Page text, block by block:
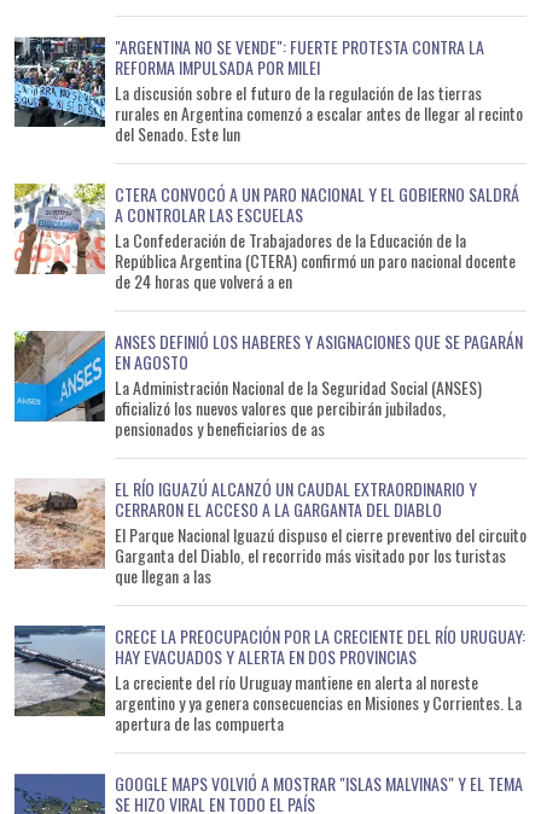
"ARGENTINA NO SE VENDE": FUERTE PROTESTA CONTRA LA
REFORMA IMPULSADA POR MILEI
La discusión sobre el futuro de la regulación de las tierras
rurales en Argentina comenzó a escalar antes de llegar al recinto
del Senado. Este lun
CTERA CONVOCÓ A UN PARO NACIONAL Y EL GOBIERNO SALDRÁ
A CONTROLAR LAS ESCUELAS
La Confederación de Trabajadores de la Educación de la
República Argentina (CTERA) confirmó un paro nacional docente
de 24 horas que volverá a en
ANSES DEFINIÓ LOS HABERES Y ASIGNACIONES QUE SE PAGARÁN
EN AGOSTO
La Administración Nacional de la Seguridad Social (ANSES)
oficializó los nuevos valores que percibirán jubilados,
pensionados y beneficiarios de as
EL RÍO IGUAZÚ ALCANZÓ UN CAUDAL EXTRAORDINARIO Y
CERRARON EL ACCESO A LA GARGANTA DEL DIABLO
El Parque Nacional Iguazú dispuso el cierre preventivo del circuito
Garganta del Diablo, el recorrido más visitado por los turistas
que llegan a las
CRECE LA PREOCUPACIÓN POR LA CRECIENTE DEL RÍO URUGUAY:
HAY EVACUADOS Y ALERTA EN DOS PROVINCIAS
La creciente del río Uruguay mantiene en alerta al noreste
argentino y ya genera consecuencias en Misiones y Corrientes. La
apertura de las compuerta
GOOGLE MAPS VOLVIÓ A MOSTRAR "ISLAS MALVINAS" Y EL TEMA
SE HIZO VIRAL EN TODO EL PAÍS